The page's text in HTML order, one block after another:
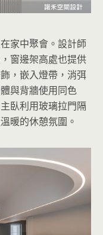
家中聚會。設計師
窗邊架高處也提供
，嵌入燈帶，消弭
與背牆使用同色
臥利用玻璃拉門隔
暖的休憩氛圍。